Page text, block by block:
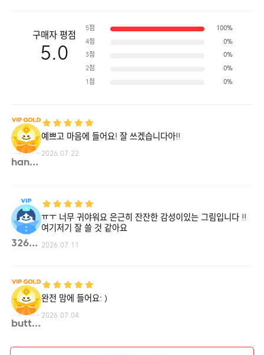
구매자 평점
5.0
5점 100%
4점 0%
3점 0%
2점 0%
1점 0%
hanna**
예쁘고 마음에 들어요! 잘 쓰겠습니다아!!
2026.07.22
326da**
ㅠㅜ 너무 귀야워요 은근히 잔잔한 감성이있는 그림입니다 !!
여기저기 잘 쓸 것 같아요
2026.07.11
butte**
완전 맘에 들어요: )
2026.07.04